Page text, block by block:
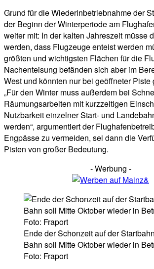
Grund für die Wiederinbetriebnahme der
der Beginn der Winterperiode am
weiter mit: In der kalten Jahreszeit müsse
werden, dass Flugzeuge enteist werden
größten und wichtigsten Flächen für die
Nachenteisung befänden sich aber im
West und könnten nur bei geöffneter Piste
„Für den Winter muss außerdem bei
Räumungsarbeiten mit kurzzeitigen
Nutzbarkeit einzelner Start- und
werden“, argumentiert der
Engpässe zu vermeiden, sei dann die
Pisten von großer Bedeutung.
- Werbung -
Ende der Schonzeit auf der
Bahn soll Mitte Oktober wieder in
Foto: Fraport